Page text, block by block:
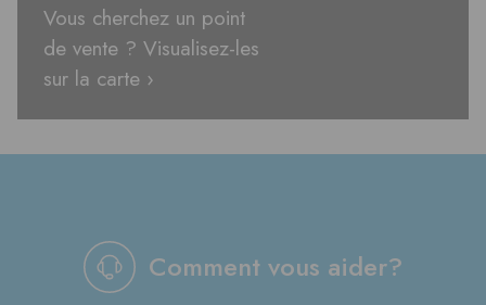
Vous cherchez un point
de vente ? Visualisez-les
sur la carte ›
Comment vous aider?